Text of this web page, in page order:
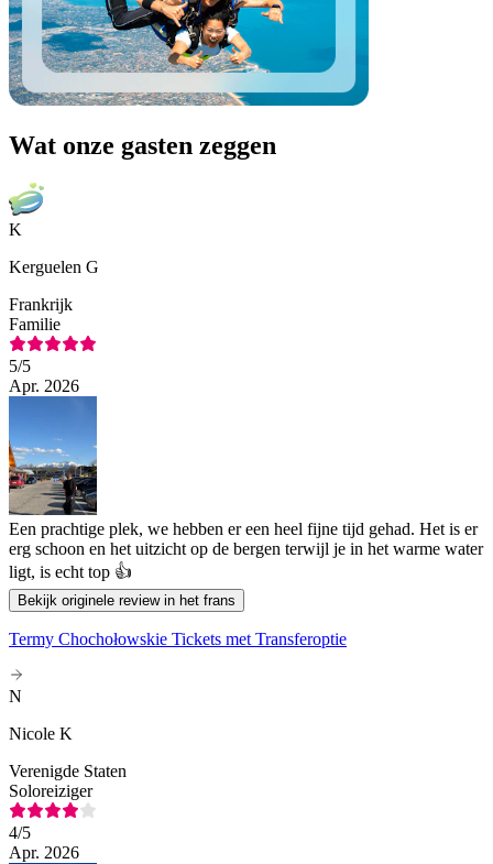
Wat onze gasten zeggen
K
Kerguelen G
Frankrijk
Familie
5/5
Apr. 2026
Een prachtige plek, we hebben er een heel fijne tijd gehad. Het is er
erg schoon en het uitzicht op de bergen terwijl je in het warme water
ligt, is echt top 👍
Bekijk originele review in het frans
Termy Chochołowskie Tickets met Transferoptie
N
Nicole K
Verenigde Staten
Soloreiziger
4/5
Apr. 2026